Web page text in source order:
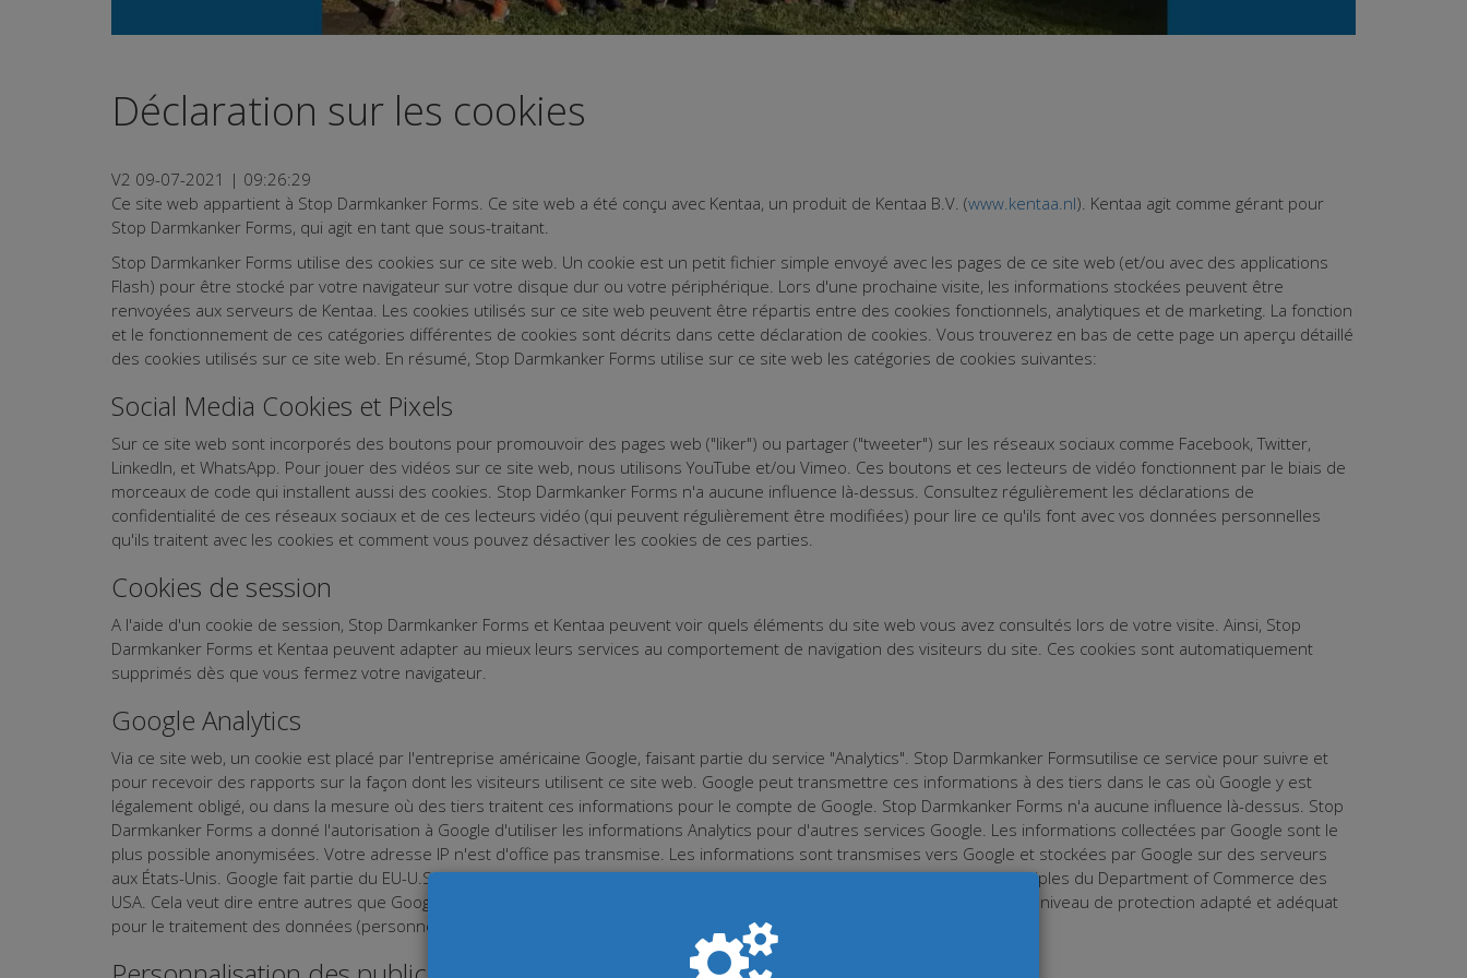
Déclaration sur les cookies
V2 09-07-2021 | 09:26:29
Ce site web appartient à Stop Darmkanker Forms. Ce site web a été conçu avec Kentaa, un produit de Kentaa B.V. (www.kentaa.nl). Kentaa agit comme gérant pour
Stop Darmkanker Forms, qui agit en tant que sous-traitant.
Stop Darmkanker Forms utilise des cookies sur ce site web. Un cookie est un petit fichier simple envoyé avec les pages de ce site web (et/ou avec des applications
Flash) pour être stocké par votre navigateur sur votre disque dur ou votre périphérique. Lors d'une prochaine visite, les informations stockées peuvent être
renvoyées aux serveurs de Kentaa. Les cookies utilisés sur ce site web peuvent être répartis entre des cookies fonctionnels, analytiques et de marketing. La fonction
et le fonctionnement de ces catégories différentes de cookies sont décrits dans cette déclaration de cookies. Vous trouverez en bas de cette page un aperçu détaillé
des cookies utilisés sur ce site web. En résumé, Stop Darmkanker Forms utilise sur ce site web les catégories de cookies suivantes:
Social Media Cookies et Pixels
Sur ce site web sont incorporés des boutons pour promouvoir des pages web ("liker") ou partager ("tweeter") sur les réseaux sociaux comme Facebook, Twitter,
LinkedIn, et WhatsApp. Pour jouer des vidéos sur ce site web, nous utilisons YouTube et/ou Vimeo. Ces boutons et ces lecteurs de vidéo fonctionnent par le biais de
morceaux de code qui installent aussi des cookies. Stop Darmkanker Forms n'a aucune influence là-dessus. Consultez régulièrement les déclarations de
confidentialité de ces réseaux sociaux et de ces lecteurs vidéo (qui peuvent régulièrement être modifiées) pour lire ce qu'ils font avec vos données personnelles
qu'ils traitent avec les cookies et comment vous pouvez désactiver les cookies de ces parties.
Cookies de session
A l'aide d'un cookie de session, Stop Darmkanker Forms et Kentaa peuvent voir quels éléments du site web vous avez consultés lors de votre visite. Ainsi, Stop
Darmkanker Forms et Kentaa peuvent adapter au mieux leurs services au comportement de navigation des visiteurs du site. Ces cookies sont automatiquement
supprimés dès que vous fermez votre navigateur.
Google Analytics
Via ce site web, un cookie est placé par l'entreprise américaine Google, faisant partie du service "Analytics". Stop Darmkanker Formsutilise ce service pour suivre et
pour recevoir des rapports sur la façon dont les visiteurs utilisent ce site web. Google peut transmettre ces informations à des tiers dans le cas où Google y est
légalement obligé, ou dans la mesure où des tiers traitent ces informations pour le compte de Google. Stop Darmkanker Forms n'a aucune influence là-dessus. Stop
Darmkanker Forms a donné l'autorisation à Google d'utiliser les informations Analytics pour d'autres services Google. Les informations collectées par Google sont le
plus possible anonymisées. Votre adresse IP n'est d'office pas transmise. Les informations sont transmises vers Google et stockées par Google sur des serveurs
aux États-Unis. Google fait partie du EU-U.S. et Swiss-U.S. Privacy Shield Framework et respecte ainsi les Privacy Shield Principles du Department of Commerce des
USA. Cela veut dire entre autres que Google traite les données (personnelles) de manière intègre et qu'il est question d'un niveau de protection adapté et adéquat
pour le traitement des données (personnelles).